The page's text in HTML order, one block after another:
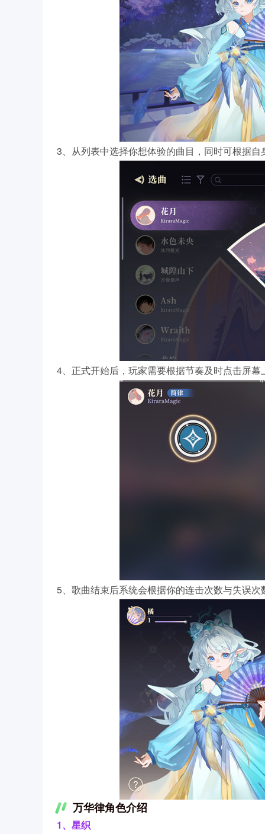
3、从列表中选择你想体验的曲目，同时可根据
4、正式开始后，玩家需要根据节奏及时点击屏
5、歌曲结束后系统会根据你的连击次数与失误
万华律角色介绍
1、星织